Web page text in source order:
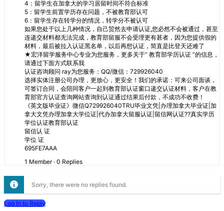
4：留学生在加拿大的学习居留时间不符合标准
5：留学生前置学历存在问题，不被教育部认可
6：留学生存在转学分的情况，转学分不被认可
如果您处于以上几种情况，自己贸然去申请认证,您必然不会被通过，甚至
连递交材料都无法完成，教育部留服不会受理更有甚者，因为您提供假的
材料，最后被拉入认证黑名单，以后再想认证，简直是比登天还难了
★宏洋留学服务中心专业为您服务，更多关于“ 教育部学历认证 ”的信息，
请通过下面方式联系我
认证咨询顾问 ray为您服务：QQ/微信：729926040
选择实体注册公司办理，更放心，更安全！我们的承诺：可来公司面谈，
可签订合同，会陪同客户一起到教育部认证窗口递交认证材料，客户在教
育部官方认证查询网站查询到认证通过结果后付款，不成功不收费！
《英文版毕业证》微信Q729926040TRU毕业文凭|办理加拿大毕业证|加
拿大文凭办理加拿大学位证|代办加拿大留服认证|留信网认证??真实学历
学位认证教育部认证
留信认 证
学位 证
695FE7AAA
1 Member · 0 Replies
Sorry, there were no replies found.
Log In to Reply